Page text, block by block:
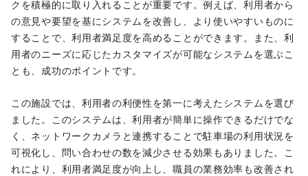
クを積極的に取り入れることが重要です。例えば、利用者から
の意見や要望を基にシステムを改善し、より使いやすいものに
することで、利用者満足度を高めることができます。また、利
用者のニーズに応じたカスタマイズが可能なシステムを選ぶこ
とも、成功のポイントです。
この施設では、利用者の利便性を第一に考えたシステムを選び
ました。このシステムは、利用者が簡単に操作できるだけでな
く、ネットワークカメラと連携することで駐車場の利用状況を
可視化し、問い合わせの数を減少させる効果もありました。こ
れにより、利用者満足度が向上し、職員の業務効率も改善され